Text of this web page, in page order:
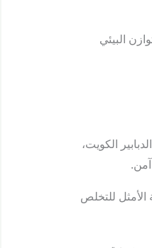
البيئي
الكويت،
الأمثل للتخلص